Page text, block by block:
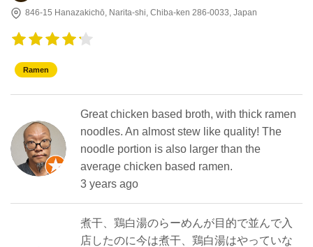
846-15 Hanazakichō, Narita-shi, Chiba-ken 286-0033, Japan
Ramen
Great chicken based broth, with thick ramen
noodles. An almost stew like quality! The
noodle portion is also larger than the
average chicken based ramen.
3 years ago
煮干、鶏白湯のらーめんが目的で並んで入
店したのに今は煮干、鶏白湯はやっていな